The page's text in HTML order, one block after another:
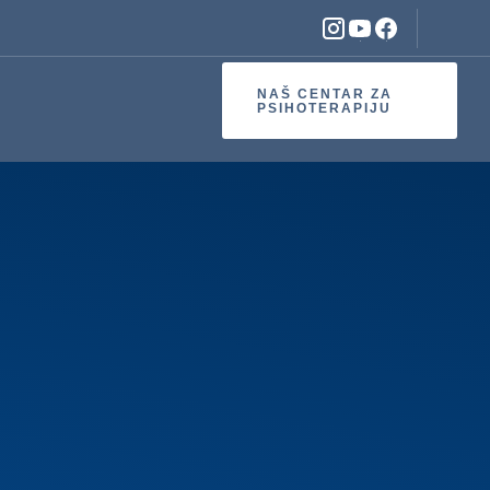
NAŠ CENTAR ZA
PSIHOTERAPIJU